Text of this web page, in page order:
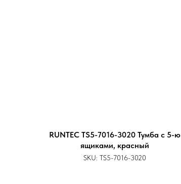
RUNTEC TS5-7016-3020 Тумба с 5-ю
ящиками, красный
SKU: TS5-7016-3020